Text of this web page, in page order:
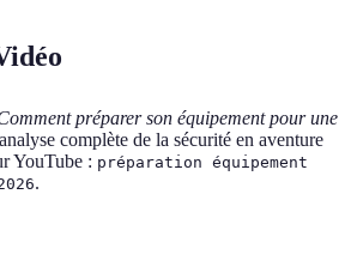
préparer son équipement pour une
complète de la sécurité en aventure
YouTube : préparation équipement
.